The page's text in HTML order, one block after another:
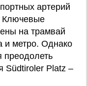
артерий
Ключевые
на трамвай
и метро. Однако
преодолеть
Südtiroler Platz –